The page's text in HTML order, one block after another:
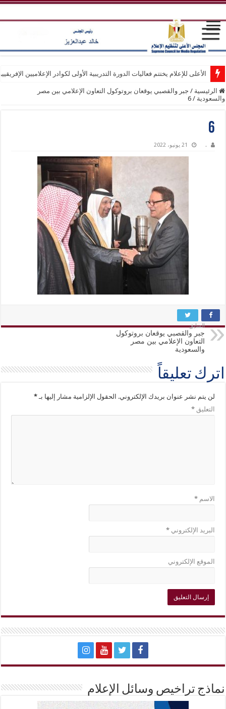
الأعلى للإعلام يختتم فعاليات الدورة التدريبية الأولى لكوادر الإعلاميين
الرئيسية / جبر والقصبي يوقعان بروتوكول التعاون الإعلامي بين مصر
والسعودية /
6
6
. 21 يونيو، 2022
السابق
جبر والقصبي يوقعان بروتوكول
التعاون الإعلامي بين مصر
والسعودية
اترك تعليقاً
لن يتم نشر عنوان بريدك الإلكتروني. الحقول الإلزامية مشار إليها بـ*
التعليق*
الاسم*
البريد الإلكتروني*
الموقع الإلكتروني
نماذج تراخيص وسائل الإعلام